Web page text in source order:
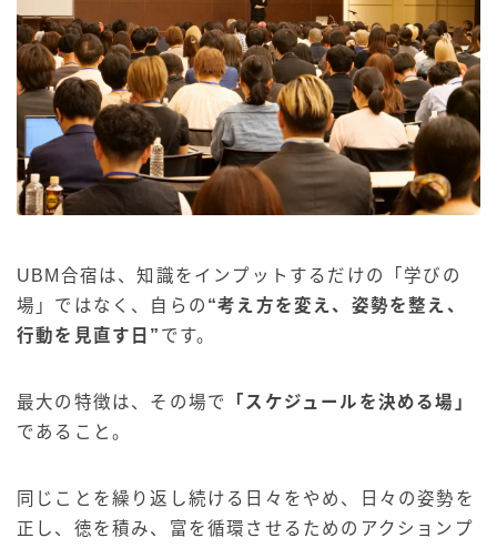
UBM合宿は、知識をインプットするだけの「学びの
場」ではなく、自らの “考え方を変え、姿勢を整え、
行動を見直す日” です。
最大の特徴は、その場で
「スケジュールを決める場」
であること。
同じことを繰り返し続ける日々をやめ、日々の姿勢を
正し、徳を積み、富を循環させるためのアクションプ